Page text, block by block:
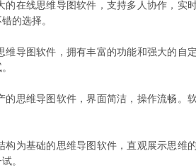
的在线思维导图软件，支持多人协作，实
的选择。
维导图软件，拥有丰富的功能和强大的自
的思维导图软件，界面简洁，操作流畅。
构为基础的思维导图软件，直观展示思维
。